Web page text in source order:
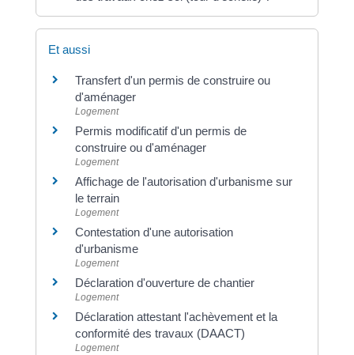
Et aussi
Transfert d'un permis de construire ou
d'aménager
Logement
Permis modificatif d'un permis de
construire ou d'aménager
Logement
Affichage de l'autorisation d'urbanisme sur
le terrain
Logement
Contestation d'une autorisation
d'urbanisme
Logement
Déclaration d'ouverture de chantier
Logement
Déclaration attestant l'achèvement et la
conformité des travaux (DAACT)
Logement